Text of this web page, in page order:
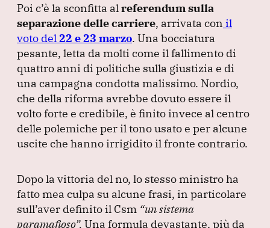
Poi c’è la sconfitta al referendum sulla
separazione delle carriere, arrivata con il
voto del 22 e 23 marzo. Una bocciatura
pesante, letta da molti come il fallimento di
quattro anni di politiche sulla giustizia e di
una campagna condotta malissimo. Nordio,
che della riforma avrebbe dovuto essere il
volto forte e credibile, è finito invece al centro
delle polemiche per il tono usato e per alcune
uscite che hanno irrigidito il fronte contrario.
Dopo la vittoria del no, lo stesso ministro ha
fatto mea culpa su alcune frasi, in particolare
sull’aver definito il Csm “un sistema
paramafioso”. Una formula devastante, più da